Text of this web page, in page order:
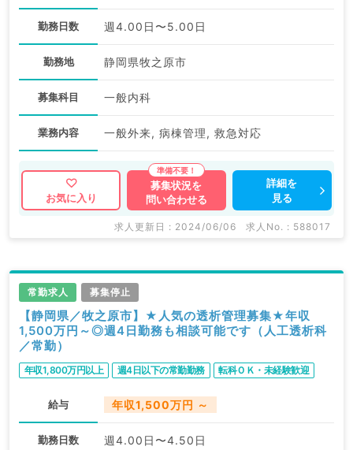
勤務日数 週4.00日〜5.00日
勤務地 静岡県牧之原市
募集科目 一般内科
業務内容 一般外来, 病棟管理, 救急対応
お気に入り
募集状況を
問い合わせる
詳細を
見る
求人更新日 : 2024/06/06 求人No. : 588017
常勤求人 募集停止
【静岡県／牧之原市】★人気の透析管理募集★年収
1,500万円～◎週4日勤務も相談可能です（人工透析科
／常勤）
年収1,800万円以上 週4日以下の常勤勤務 転科ＯＫ・未経験歓迎
給与 年収1,500万円 ～
勤務日数 週4.00日〜4.50日